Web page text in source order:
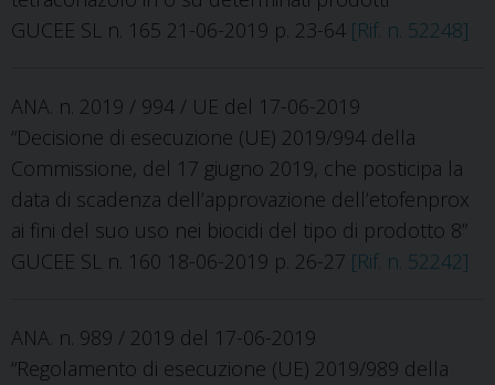
GUCEE SL n. 165 21-06-2019 p. 23-64 [Rif. n. 52248]
ANA. n. 2019 / 994 / UE del 17-06-2019
“Decisione di esecuzione (UE) 2019/994 della
Commissione, del 17 giugno 2019, che posticipa la
data di scadenza dell’approvazione dell’etofenprox
ai fini del suo uso nei biocidi del tipo di prodotto 8”
GUCEE SL n. 160 18-06-2019 p. 26-27 [Rif. n. 52242]
ANA. n. 989 / 2019 del 17-06-2019
“Regolamento di esecuzione (UE) 2019/989 della